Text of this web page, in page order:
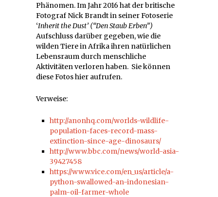
Phänomen. Im Jahr 2016 hat der britische
Fotograf Nick Brandt in seiner Fotoserie
‘Inherit the Dust’ (“Den Staub Erben”)
Aufschluss darüber gegeben, wie die
wilden Tiere in Afrika ihren natürlichen
Lebensraum durch menschliche
Aktivitäten verloren haben. Sie können
diese Fotos hier aufrufen.
Verweise:
http://anonhq.com/worlds-wildlife-
population-faces-record-mass-
extinction-since-age-dinosaurs/
http://www.bbc.com/news/world-asia-
39427458
https://www.vice.com/en_us/article/a-
python-swallowed-an-indonesian-
palm-oil-farmer-whole